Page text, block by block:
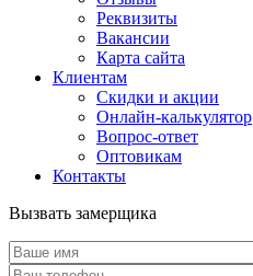
Реквизиты
Вакансии
Карта сайта
Клиентам
Скидки и акции
Онлайн-калькулятор
Вопрос-ответ
Оптовикам
Контакты
Вызвать замерщика